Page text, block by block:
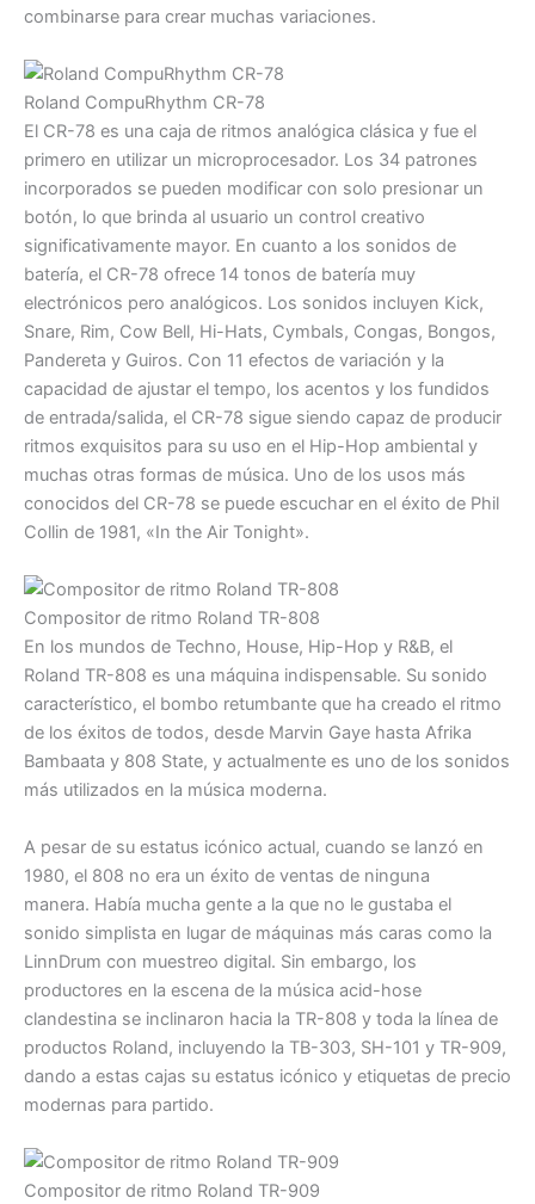
combinarse para crear muchas variaciones.
Roland CompuRhythm CR-78
El CR-78 es una caja de ritmos analógica clásica y fue el
primero en utilizar un microprocesador. Los 34 patrones
incorporados se pueden modificar con solo presionar un
botón, lo que brinda al usuario un control creativo
significativamente mayor. En cuanto a los sonidos de
batería, el CR-78 ofrece 14 tonos de batería muy
electrónicos pero analógicos. Los sonidos incluyen Kick,
Snare, Rim, Cow Bell, Hi-Hats, Cymbals, Congas, Bongos,
Pandereta y Guiros. Con 11 efectos de variación y la
capacidad de ajustar el tempo, los acentos y los fundidos
de entrada/salida, el CR-78 sigue siendo capaz de producir
ritmos exquisitos para su uso en el Hip-Hop ambiental y
muchas otras formas de música. Uno de los usos más
conocidos del CR-78 se puede escuchar en el éxito de Phil
Collin de 1981, «In the Air Tonight».
Compositor de ritmo Roland TR-808
En los mundos de Techno, House, Hip-Hop y R&B, el
Roland TR-808 es una máquina indispensable. Su sonido
característico, el bombo retumbante que ha creado el ritmo
de los éxitos de todos, desde Marvin Gaye hasta Afrika
Bambaata y 808 State, y actualmente es uno de los sonidos
más utilizados en la música moderna.
A pesar de su estatus icónico actual, cuando se lanzó en
1980, el 808 no era un éxito de ventas de ninguna
manera. Había mucha gente a la que no le gustaba el
sonido simplista en lugar de máquinas más caras como la
LinnDrum con muestreo digital. Sin embargo, los
productores en la escena de la música acid-hose
clandestina se inclinaron hacia la TR-808 y toda la línea de
productos Roland, incluyendo la TB-303, SH-101 y TR-909,
dando a estas cajas su estatus icónico y etiquetas de precio
modernas para partido.
Compositor de ritmo Roland TR-909